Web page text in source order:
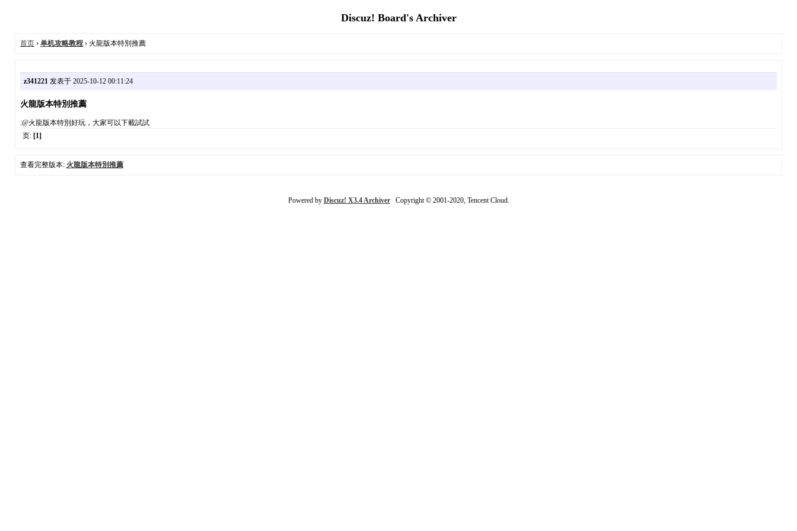
Discuz! Board's Archiver
首页› 单机攻略教程› 火龍版本特別推薦
z341221发表于 2025-10-12 00:11:24
火龍版本特別推薦
:@火龍版本特別好玩，大家可以下載試試
页: [1]
查看完整版本: 火龍版本特別推薦
Powered by Discuz! X3.4 ArchiverCopyright © 2001-2020, Tencent Cloud.